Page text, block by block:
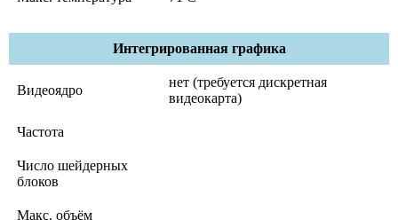
Интегрированная графика
Видеоядро
нет (требуется дискретная
видеокарта)
Частота
Число шейдерных
блоков
Макс. объём